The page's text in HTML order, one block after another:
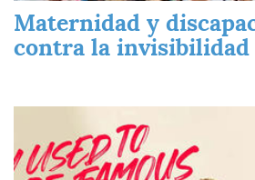
Maternidad y
contra la invisibilidad